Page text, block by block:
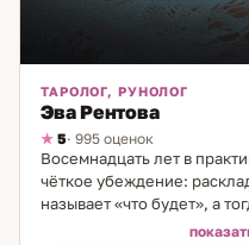
ТАРОЛОГ, РУНОЛОГ
Эва Рентова
5· 995 оценок
Восемнадцать лет в
чёткое убеждение:
называет «что будет», а
делать». Я работаю с Таро